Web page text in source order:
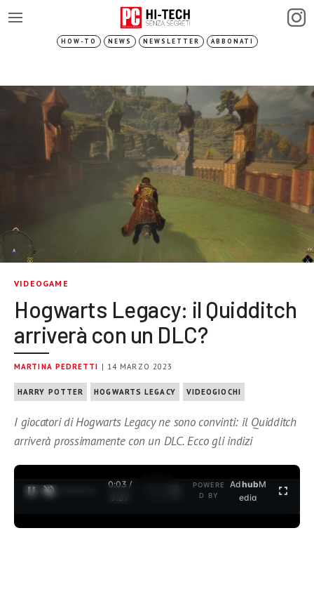
HOW-TO NEWS NEWSLETTER ABBONATI
VIDEOGAME
Hogwarts Legacy: il Quidditch
arriverà con un DLC?
MARTINA PEDRETTI | 14 MARZO 2023
HARRY POTTER HOGWARTS LEGACY VIDEOGIOCHI
I giocatori di Hogwarts Legacy ne sono convinti: il Quidditch
arriverà prossimamente con un DLC. Ecco gli indizi
0:04 /
3:37
POWERE
D BY
AdhubM
edia